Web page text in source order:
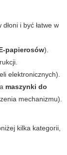
i być łatwe w
papierosów).
elektronicznych).
maszynki do
mechanizmu).
kilka kategorii,